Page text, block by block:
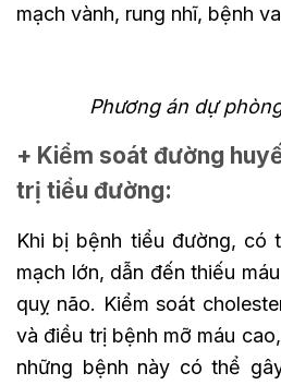
mạch vành, rung nhĩ, bệnh
Phương án dự
+ Kiểm soát đường
trị tiểu đường:
Khi bị bệnh tiểu đường, có
mạch lớn, dẫn đến thiếu
quỵ não. Kiểm soát
và điều trị bệnh mỡ máu
những bệnh này có thể